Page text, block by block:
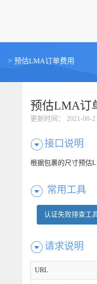
> 预估LMA订单费用
预估LMA订
更新时间 ： 2021-08-
接口说明
根据包裹的尺寸预估
常用工具
认证失败排查工
请求说明
URL